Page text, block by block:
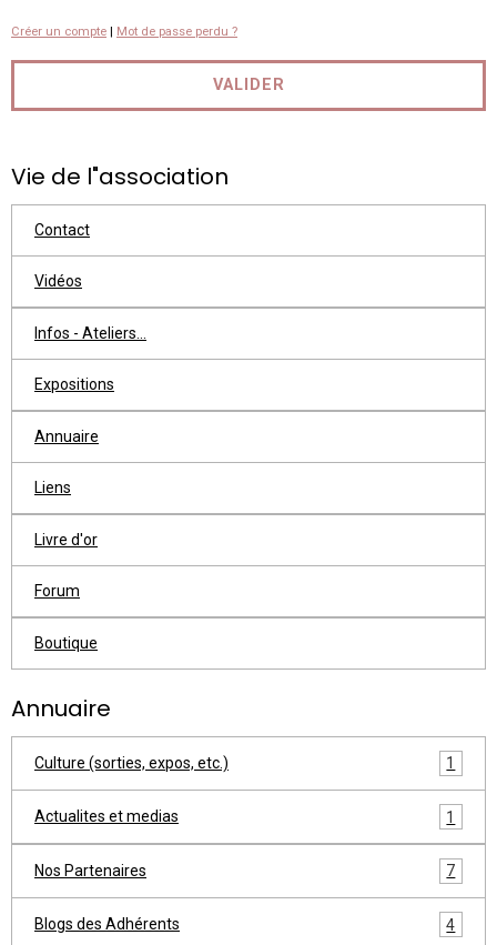
Créer un compte | Mot de passe perdu ?
VALIDER
Vie de l"association
Contact
Vidéos
Infos - Ateliers...
Expositions
Annuaire
Liens
Livre d'or
Forum
Boutique
Annuaire
Culture (sorties, expos, etc.) 1
Actualites et medias 1
Nos Partenaires 7
Blogs des Adhérents 4